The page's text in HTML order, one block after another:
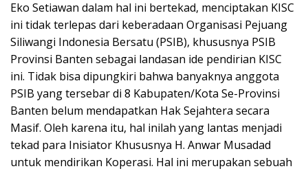
Eko Setiawan dalam hal ini bertekad, menciptakan KISC
ini tidak terlepas dari keberadaan Organisasi Pejuang
Siliwangi Indonesia Bersatu (PSIB), khususnya PSIB
Provinsi Banten sebagai landasan ide pendirian KISC
ini. Tidak bisa dipungkiri bahwa banyaknya anggota
PSIB yang tersebar di 8 Kabupaten/Kota Se-Provinsi
Banten belum mendapatkan Hak Sejahtera secara
Masif. Oleh karena itu, hal inilah yang lantas menjadi
tekad para Inisiator Khususnya H. Anwar Musadad
untuk mendirikan Koperasi. Hal ini merupakan sebuah